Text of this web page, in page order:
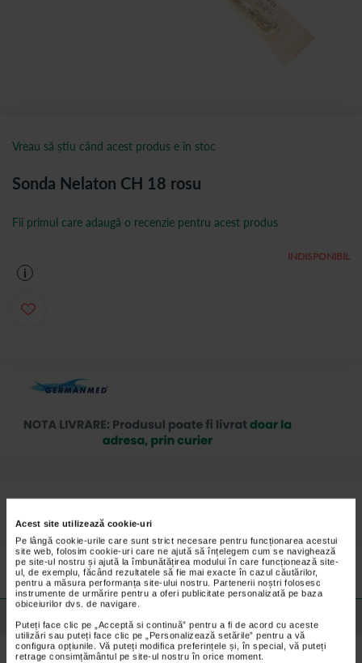
Acest site utilizează cookie-uri
Pe lângă cookie-urile care sunt strict necesare pentru funcționarea acestui
site web, folosim cookie-uri care ne ajută să înțelegem cum se navighează
pe site-ul nostru și ajută la îmbunătățirea modului în care funcționează site-
ul, de exemplu, făcând rezultatele să fie mai exacte în cazul căutărilor,
pentru a măsura performanța site-ului nostru. Partenerii noștri folosesc
instrumente de urmărire pentru a oferi publicitate personalizată pe baza
obiceiurilor dvs. de navigare.
Puteți face clic pe „Acceptă si continuă” pentru a fi de acord cu aceste
utilizări sau puteți face clic pe „Personalizează setările” pentru a vă
configura opțiunile. Vă puteți modifica preferințele și, în special, vă puteți
retrage consimțământul pe site-ul nostru în orice moment.
Sonda Nelaton CH 18 este confectionata din PVC medicinal
transparent.
Sonda Nelaton CH 18 rosu
INDISPONIBIL
Fii primul care adaugă o recenzie pentru acest produs
i
Vreau să știu când acest produs e în stoc
Preturile si promotiile afisate pe site in dreptul fiecarui produs sunt
valabile pentru comenzile efectuate online.
Are cap specific in forma de palnie, varful inchis si doi ochi polisati.